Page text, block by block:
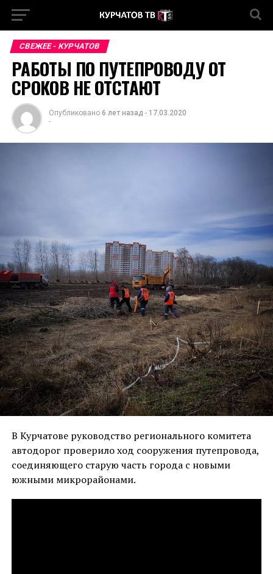
СВЕЖЕЕ - КУРЧАТОВ
РАБОТЫ ПО ПУТЕПРОВОДУ ОТ
СРОКОВ НЕ ОТСТАЮТ
Опубликовано 6 лет назад - 17.03.2020
-
В Курчатове руководство регионального комитета
автодорог проверило ход сооружения путепровода,
соединяющего старую часть города с новыми
южными микрорайонами.